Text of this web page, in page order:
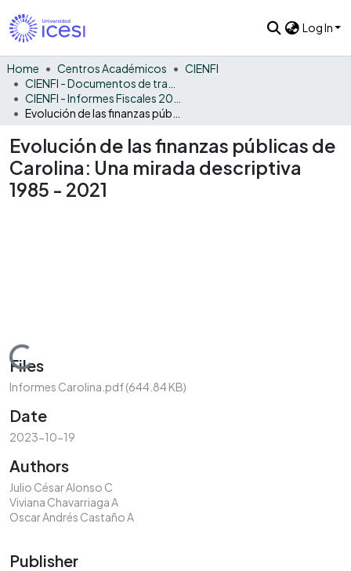
Log In
Home Centros Académicos
CIENFI
Evolución de las finanzas públicas de
Carolina: Una mirada descriptiva
1985 - 2021
Loading...
Files
Informes Carolina.pdf(644.84 KB)
Date
2023-10-19
Authors
Julio César Alonso C
Viviana Chavarriaga A
Oscar Andrés Castaño A
Publisher